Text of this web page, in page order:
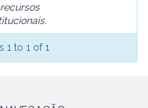
1 to 1 of 1